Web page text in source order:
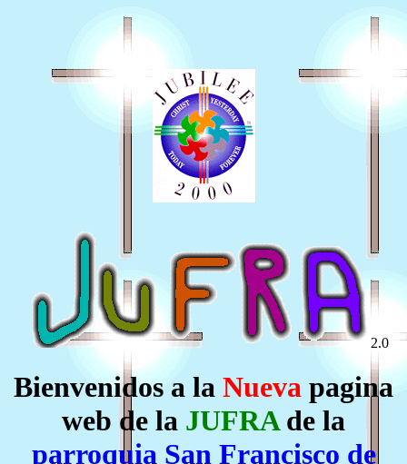
2.0
Bienvenidos a la Nueva pagina
web de la JUFRAde la
parroquia San Francisco de